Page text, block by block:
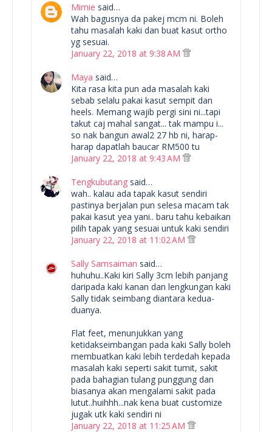
Mimie said…
Wah bagusnya da pakej mcm ni. Boleh
tahu masalah kaki dan buat kasut ortho
yg sesuai.
January 22, 2018 at 9:38 AM
Maya said…
Kita rasa kita pun ada masalah kaki
sebab selalu pakai kasut sempit dan
heels. Memang wajib pergi sini ni...tapi
takut caj mahal sangat... tak mampu i...
so nak bangun awal2 27 hb ni, harap-
harap dapatlah baucar RM500 tu
January 22, 2018 at 9:43 AM
Tengkubutang said…
wah.. kalau ada tapak kasut sendiri
pastinya berjalan pun selesa macam tak
pakai kasut yea yani.. baru tahu kebaikan
pilih tapak yang sesuai untuk kaki sendiri
January 22, 2018 at 11:02 AM
Sally Samsaiman said…
huhuhu..Kaki kiri Sally 3cm lebih panjang
daripada kaki kanan dan lengkungan kaki
Sally tidak seimbang diantara kedua-
duanya.
Flat feet, menunjukkan yang
ketidakseimbangan pada kaki Sally boleh
membuatkan kaki lebih terdedah kepada
masalah kaki seperti sakit tumit, sakit
pada bahagian tulang punggung dan
biasanya akan mengalami sakit pada
lutut..huihhh...nak kena buat customize
jugak utk kaki sendiri ni
January 22, 2018 at 11:25 AM